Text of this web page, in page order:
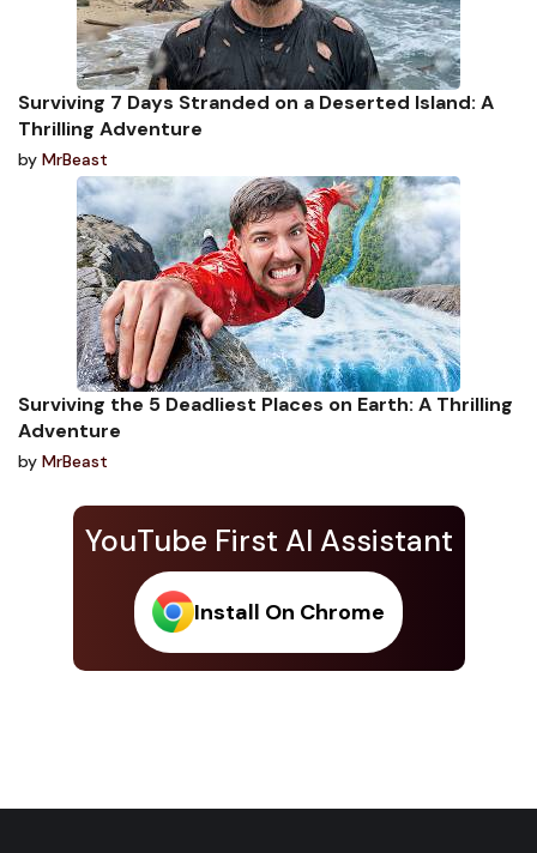
YouTube First AI Assistant
Install On Chrome
Surviving 7 Days Stranded on a Deserted Island: A
Thrilling Adventure
by MrBeast
Surviving the 5 Deadliest Places on Earth: A Thrilling
Adventure
by MrBeast